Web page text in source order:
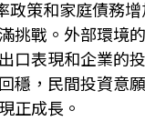
政策和家庭債務
挑戰。外部環境
口表現和企業的
穩，民間投資意
正成長。